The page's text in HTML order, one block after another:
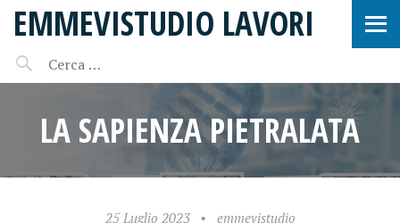
EMMEVISTUDIO LAVORI
LA SAPIENZA PIETRALATA
25 Luglio 2023 • emmevistudio